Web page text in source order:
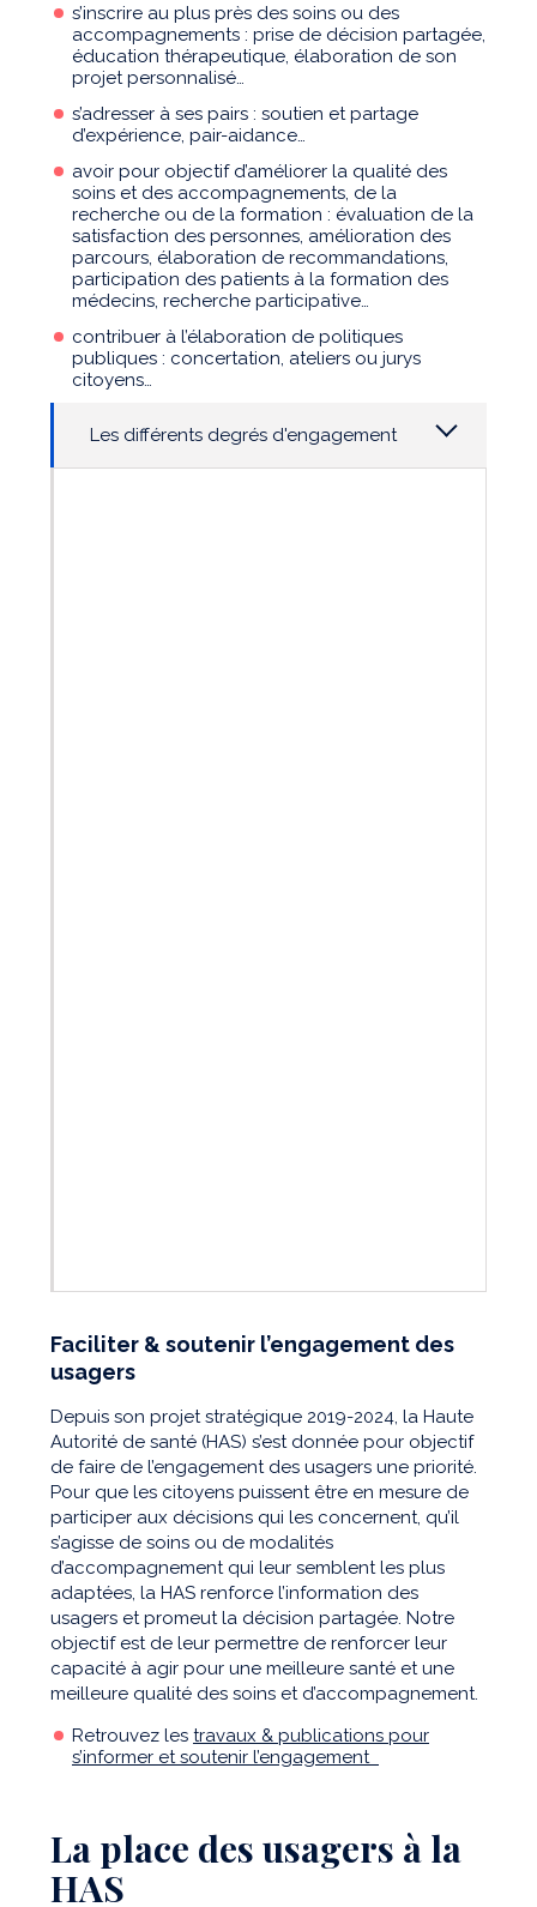
s’inscrire au plus près des soins ou des
accompagnements : prise de décision partagée,
éducation thérapeutique, élaboration de son
projet personnalisé…
s’adresser à ses pairs : soutien et partage
d’expérience, pair-aidance…
avoir pour objectif d’améliorer la qualité des
soins et des accompagnements, de la
recherche ou de la formation : évaluation de la
satisfaction des personnes, amélioration des
parcours, élaboration de recommandations,
participation des patients à la formation des
médecins, recherche participative…
contribuer à l’élaboration de politiques
publiques : concertation, ateliers ou jurys
citoyens…
Les différents degrés d'engagement
Faciliter & soutenir l’engagement des
usagers
Depuis son projet stratégique 2019-2024, la Haute
Autorité de santé (HAS) s’est donnée pour objectif
de faire de l’engagement des usagers une priorité.
Pour que les citoyens puissent être en mesure de
participer aux décisions qui les concernent, qu’il
s’agisse de soins ou de modalités
d’accompagnement qui leur semblent les plus
adaptées, la HAS renforce l’information des
usagers et promeut la décision partagée. Notre
objectif est de leur permettre de renforcer leur
capacité à agir pour une meilleure santé et une
meilleure qualité des soins et d’accompagnement.
Retrouvez les travaux & publications pour
s’informer et soutenir l’engagement
La place des usagers à la
HAS